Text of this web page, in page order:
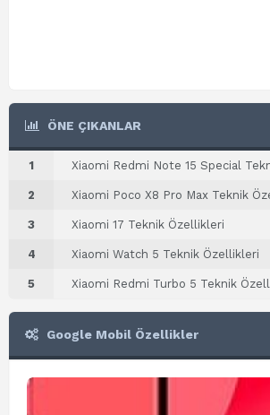
ÖNE ÇIKANLAR
1 Xiaomi Redmi Note 15 Special
2 Xiaomi Poco X8 Pro Max Teknik
3 Xiaomi 17 Teknik Özellikleri
4 Xiaomi Watch 5 Teknik Özellikleri
5 Xiaomi Redmi Turbo 5 Teknik
Google Mobil Özellikler